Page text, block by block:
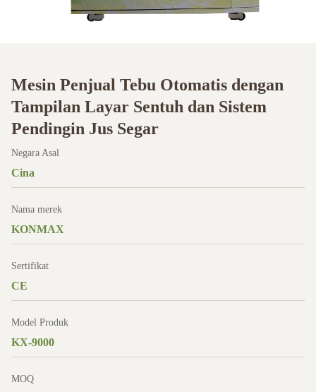
Mesin Penjual Tebu Otomatis dengan
Tampilan Layar Sentuh dan Sistem
Pendingin Jus Segar
Negara Asal
Cina
Nama merek
KONMAX
Sertifikat
CE
Model Produk
KX-9000
MOQ